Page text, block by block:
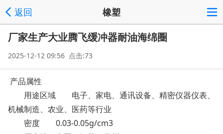
返回 橡塑
厂家生产大业腾飞缓冲器耐油海绵圈
2025-12-12 09:56 点击:73
产品属性
用途区域
电子、家电、通讯设备、精密仪器仪表、
机械制造、农业、医药等行业
密度
0.03-0.05g/cm3